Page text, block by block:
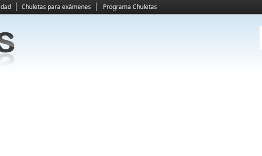
Chuletas para exámenes Programa Chuletas